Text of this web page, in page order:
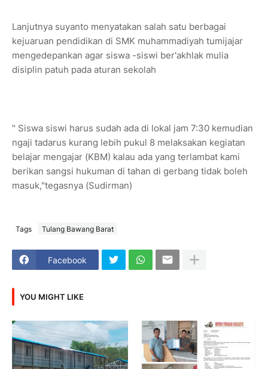
Lanjutnya suyanto menyatakan salah satu berbagai
kejuaruan pendidikan di SMK muhammadiyah tumijajar
mengedepankan agar siswa -siswi ber'akhlak mulia
disiplin patuh pada aturan sekolah
" Siswa siswi harus sudah ada di lokal jam 7:30 kemudian
ngaji tadarus kurang lebih pukul 8 melaksakan kegiatan
belajar mengajar (KBM) kalau ada yang terlambat kami
berikan sangsi hukuman di tahan di gerbang tidak boleh
masuk,"tegasnya (Sudirman)
Tags Tulang Bawang Barat
Facebook
YOU MIGHT LIKE